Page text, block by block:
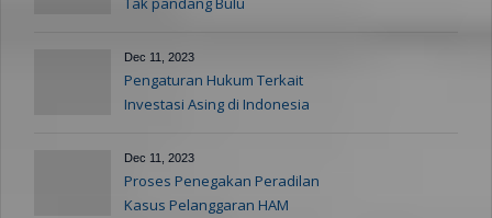
Dec 11, 2023
Pengaturan Hukum Terkait
Investasi Asing di Indonesia
Dec 11, 2023
Proses Penegakan Peradilan
Kasus Pelanggaran HAM